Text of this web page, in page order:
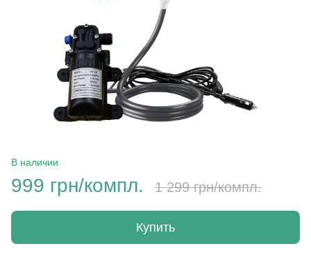
В наличии
999 грн/компл. 1 299 грн/компл.
Купить